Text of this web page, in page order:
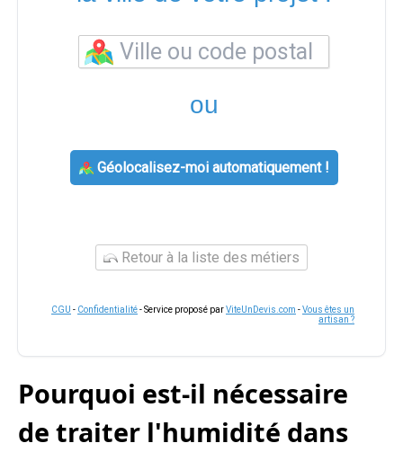
ou
Géolocalisez-moi automatiquement !
Retour à la liste des métiers
CGU - Confidentialité- Service proposé parViteUnDevis.com -Vous êtes un
artisan ?
Pourquoi est-il nécessaire
de traiter l'humidité dans